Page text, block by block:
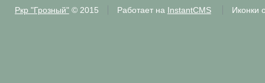
Ркр "Грозный"© 2015 Работает на InstantCMS Иконки